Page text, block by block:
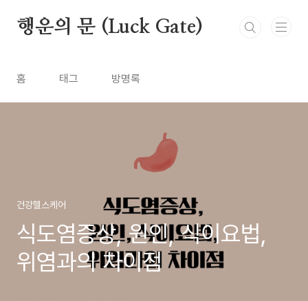
행운의 문 (Luck Gate)
홈 태그 방명록
건강헬스케어
식도염증상, 원인, 식이요법,
위염과의 차이점